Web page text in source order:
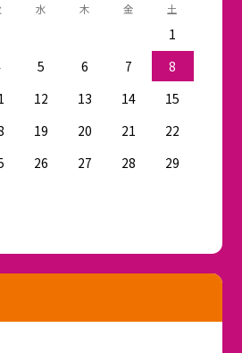
水 木 金 土
1
5 6 7
8
12 13 14
15
19 20 21
22
26 27 28
29